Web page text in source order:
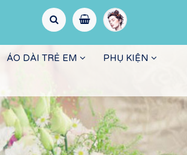
ÁO DÀI TRẺ EM PHỤ KIỆN